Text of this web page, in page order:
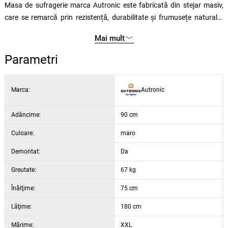
Masa de sufragerie marca Autronic este fabricată din stejar masiv,
care se remarcă prin rezistență, durabilitate și frumusețe naturală.
protejează împotriva uzurii zilnice. Datorită dimensiunilor sale, oferă
suficient spațiu pentru a lua masa în confort, păstrând în același timp
un design elegant și atemporal. Stabilitatea este asigurată de
pentru iubitorii de mobilier din lemn de calitate, cu aspect natural.
Mai mult
Parametri
Marca: Autronic
Adâncime: 90 cm
Culoare: maro
Demontat: Da
Greutate: 67 kg
Înălţime: 75 cm
Lăţime: 180 cm
Mărime: XXL